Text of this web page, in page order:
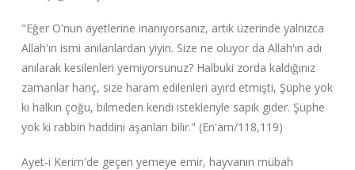
"Eğer O'nun ayetlerine inanıyorsanız, artık üzerinde yalnızca
Allah'ın ismi anılanlardan yiyin. Size ne oluyor da Allah'ın adı
anılarak kesilenleri yemiyorsunuz? Halbuki zorda kaldığınız
zamanlar hariç, size haram edilenleri ayırd etmişti, Şüphe yok
ki halkın çoğu, bilmeden kendi istekleriyle sapık gider. Şüphe
yok ki rabbin haddini aşanları bilir." (En'am/118,119)
Ayet-i Kerim'de geçen yemeye emir, hayvanın mübah